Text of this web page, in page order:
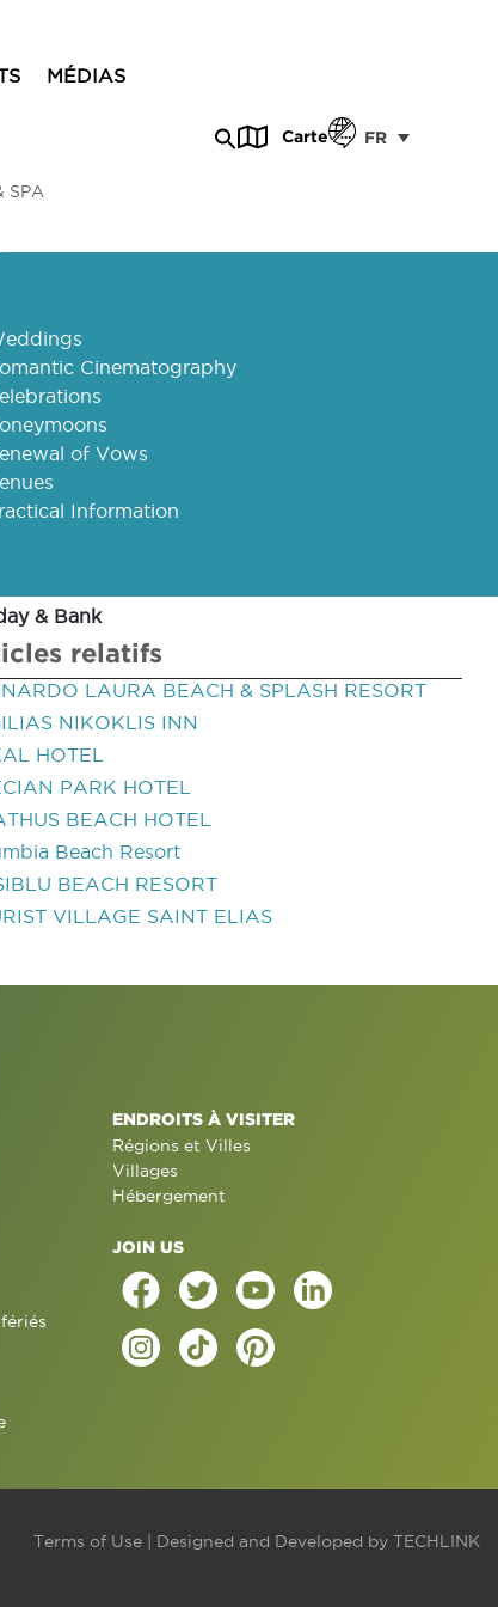
MÉDIAS
Carte FR
SPA
in-
& Bank
Cinematography
of Vows
Information
relatifs
LAURA BEACH & SPLASH RESORT
NIKOKLIS INN
HOTEL
PARK HOTEL
BEACH HOTEL
Beach Resort
BEACH RESORT
VILLAGE SAINT ELIAS
ENDROITS À VISITER
Régions et Villes
Villages
Hébergement
JOIN US
Terms of Use | Designed and Developed by TECHLINK